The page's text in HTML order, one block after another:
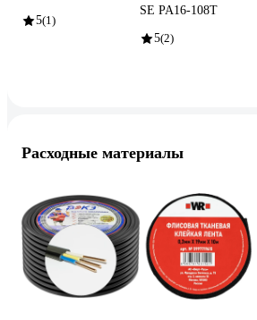
5(1)
SE PA16-108T
5(2)
Расходные материалы